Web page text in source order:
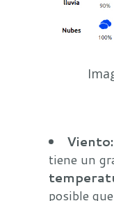
Viento:
tiene un
posible